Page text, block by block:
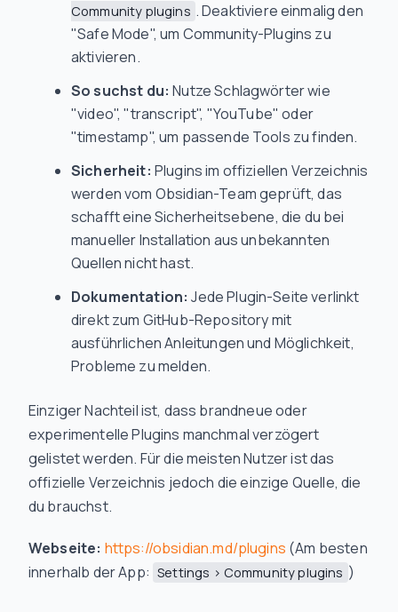
Community plugins . Deaktiviere einmalig den
"Safe Mode", um Community-Plugins zu
aktivieren.
So suchst du: Nutze Schlagwörter wie
"video", "transcript", "YouTube" oder
"timestamp", um passende Tools zu finden.
Sicherheit: Plugins im offiziellen Verzeichnis
werden vom Obsidian-Team geprüft, das
schafft eine Sicherheitsebene, die du bei
manueller Installation aus unbekannten
Quellen nicht hast.
Dokumentation: Jede Plugin-Seite verlinkt
direkt zum GitHub-Repository mit
ausführlichen Anleitungen und Möglichkeit,
Probleme zu melden.
Einziger Nachteil ist, dass brandneue oder
experimentelle Plugins manchmal verzögert
gelistet werden. Für die meisten Nutzer ist das
offizielle Verzeichnis jedoch die einzige Quelle, die
du brauchst.
Webseite: https://obsidian.md/plugins (Am besten
innerhalb der App: Settings > Community plugins )